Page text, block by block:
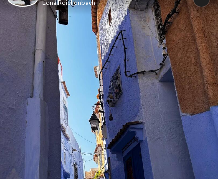
Lena Reichenbach